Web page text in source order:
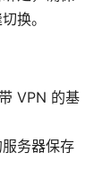
换。
VPN 的基
务器保存